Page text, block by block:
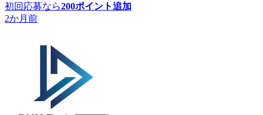
初回応募なら200ポイント追加
2か月前